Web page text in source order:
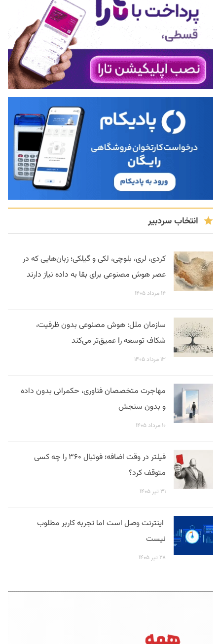
انتخاب سردبیر
کردی، لری، بلوچی، لکی و گیلکی؛ زبان‌هایی که در
عصر هوش مصنوعی برای بقا به داده نیاز دارند
۱۴ مرداد ۱۴۰۵
سازمان ملل: هوش مصنوعی بدون ظرفیت،
شکاف توسعه را عمیق‌تر می‌کند
۱۳ مرداد ۱۴۰۵
مهاجرت متخصصان فناوری، حکمرانی بدون داده
و بدون سنجش
۱۰ مرداد ۱۴۰۵
فیلتر در وقت اضافه؛ فوتبال ۳۶۰ را چه کسی
متوقف کرد؟
۳۱ تیر ۱۴۰۵
اینترنت وصل است اما تجربه کاربر مطلوب
نیست
۲۸ تیر ۱۴۰۵